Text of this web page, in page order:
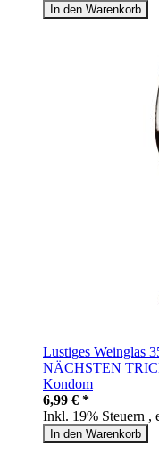
In den Warenkorb
Lustiges Weinglas
NÄCHSTEN
Kondom
6,99 € *
Inkl. 19% Steuern ,
In den Warenkorb